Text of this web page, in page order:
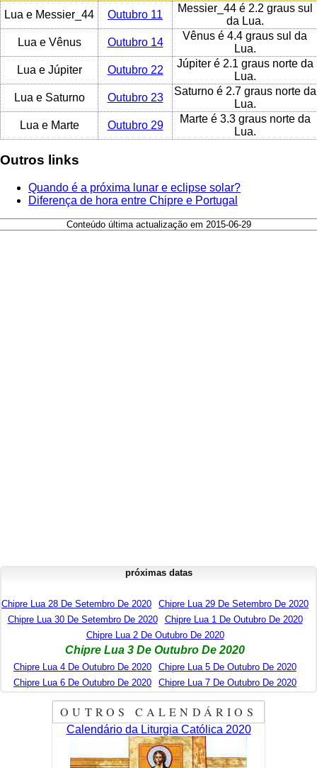
Lua e Messier_44
Outubro 11
Messier_44 é 2.2 graus sul
da Lua.
Lua e Vênus
Outubro 14
Vênus é 4.4 graus sul da
Lua.
Lua e Júpiter
Outubro 22
Júpiter é 2.1 graus norte da
Lua.
Lua e Saturno
Outubro 23
Saturno é 2.7 graus norte da
Lua.
Lua e Marte
Outubro 29
Marte é 3.3 graus norte da
Lua.
Outros links
Quando é a próxima lunar e eclipse solar?
Diferença de hora entre Chipre e Portugal
Conteúdo última actualização em 2015-06-29
próximas datas
Chipre Lua 28 De Setembro De 2020
Chipre Lua 29 De Setembro De 2020
Chipre Lua 30 De Setembro De 2020
Chipre Lua 1 De Outubro De 2020
Chipre Lua 2 De Outubro De 2020
Chipre Lua 3 De Outubro De 2020
Chipre Lua 4 De Outubro De 2020
Chipre Lua 5 De Outubro De 2020
Chipre Lua 6 De Outubro De 2020
Chipre Lua 7 De Outubro De 2020
OUTROS CALENDÁRIOS
Calendário da Liturgia Católica 2020